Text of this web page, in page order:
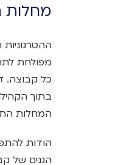
מחלות
מפולחת
כל קבוצה.
בתוך
המחלות
הודות
הגנים של